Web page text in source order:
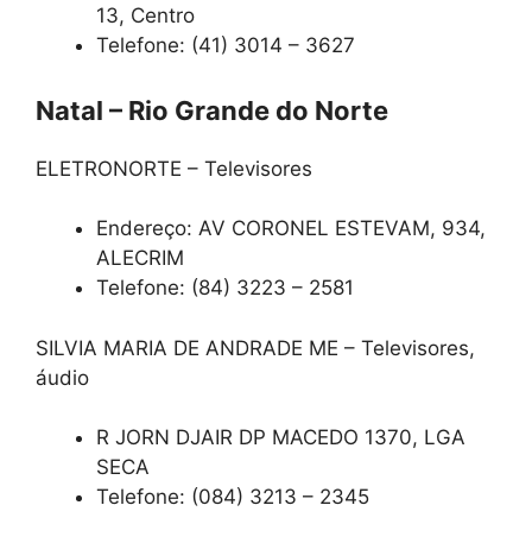
13, Centro
Telefone: (41) 3014 – 3627
Natal – Rio Grande do Norte
ELETRONORTE – Televisores
Endereço: AV CORONEL ESTEVAM, 934,
ALECRIM
Telefone: (84) 3223 – 2581
SILVIA MARIA DE ANDRADE ME – Televisores,
áudio
R JORN DJAIR DP MACEDO 1370, LGA
SECA
Telefone: (084) 3213 – 2345